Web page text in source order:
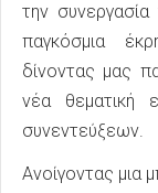
την
παγκόσμια
δίνοντας μας
νέα θεματική
συνεντεύξεων.
Ανοίγοντας μια